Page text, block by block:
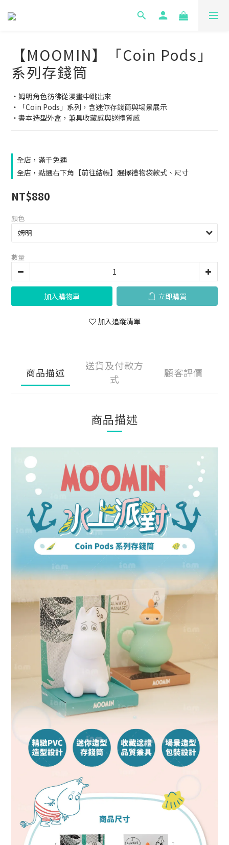
【MOOMIN】「Coin Pods」
系列存錢筒
・姆明角色彷彿從漫畫中跳出來
・「Coin Pods」系列，含迷你存錢筒與場景展示
・書本造型外盒，兼具收藏感與送禮質感
全店，滿千免運
全店，點選右下角【前往結帳】選擇禮物袋款式、尺寸
NT$880
顏色
數量
加入購物車 立即購買
加入追蹤清單
商品描述
送貨及付款方
式
顧客評價
商品描述